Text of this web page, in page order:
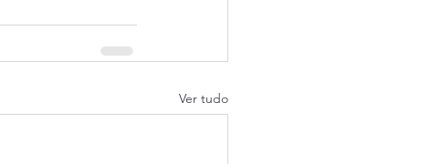
Ver tudo